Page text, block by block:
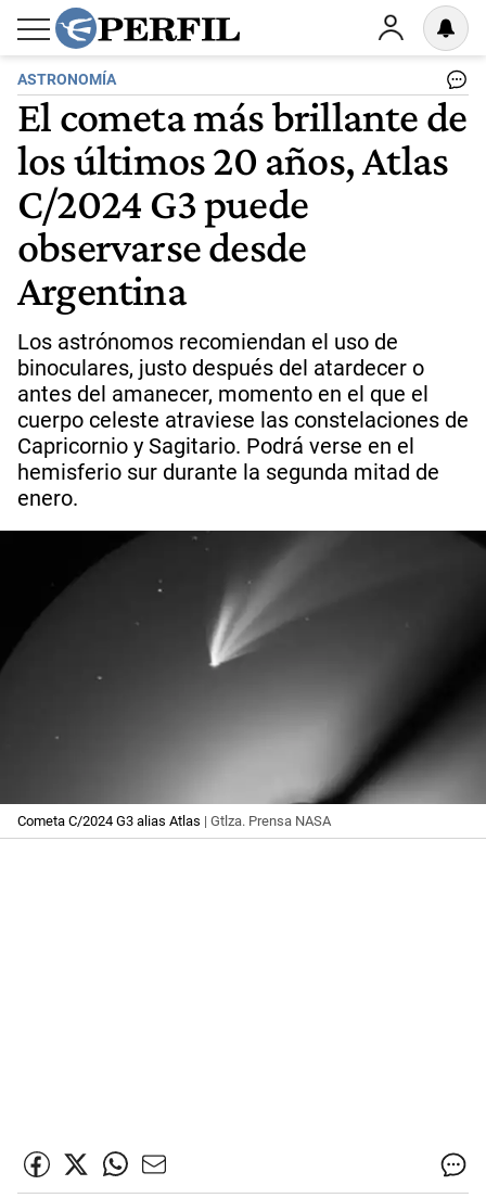
ASTRONOMÍA
El cometa más brillante de
los últimos 20 años, Atlas
C/2024 G3 puede
observarse desde
Argentina
Los astrónomos recomiendan el uso de
binoculares, justo después del atardecer o
antes del amanecer, momento en el que el
cuerpo celeste atraviese las constelaciones de
Capricornio y Sagitario. Podrá verse en el
hemisferio sur durante la segunda mitad de
enero.
Cometa C/2024 G3 alias Atlas | Gtlza. Prensa NASA